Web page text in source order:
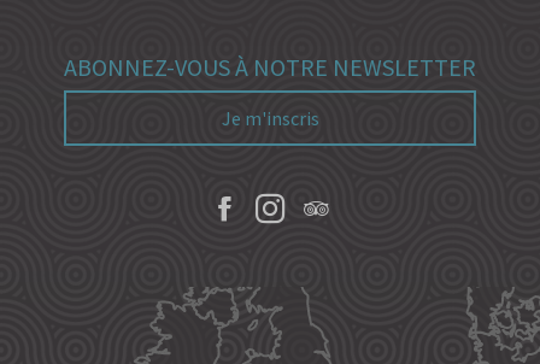
ABONNEZ-VOUS À NOTRE NEWSLETTER
Je m'inscris